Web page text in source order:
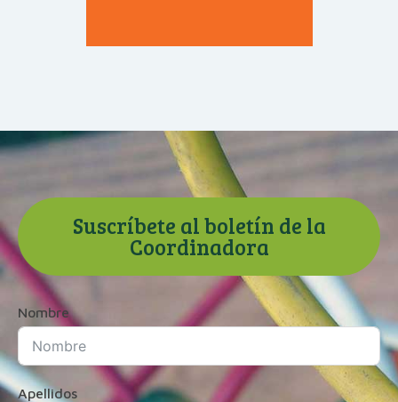
Suscríbete al boletín de la
Coordinadora
Nombre
Apellidos